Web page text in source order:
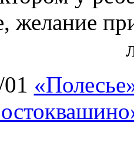
желание